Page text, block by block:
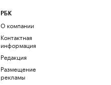
РБК
О компании
Контактная
информация
Редакция
Размещение
рекламы